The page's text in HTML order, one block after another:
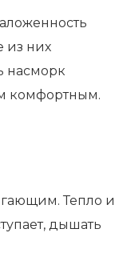
из них
насморк
комфортным.
Тепло и
дышать